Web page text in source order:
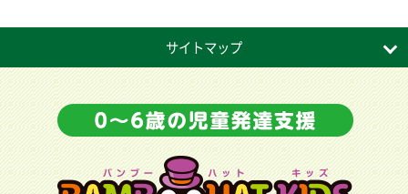
サイトマップ